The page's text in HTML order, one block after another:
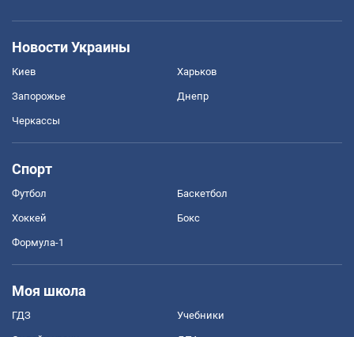
Новости Украины
Киев Харьков
Запорожье Днепр
Черкассы
Спорт
Футбол Баскетбол
Хоккей Бокс
Формула-1
Моя школа
ГДЗ Учебники